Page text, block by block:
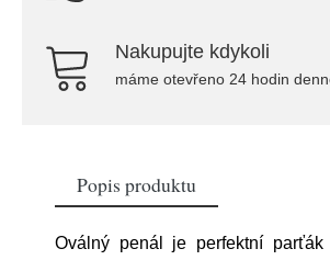
Nakupujte kdykoli
máme otevřeno 24 hodin
Popis produktu
Oválný penál je perfektní parťák